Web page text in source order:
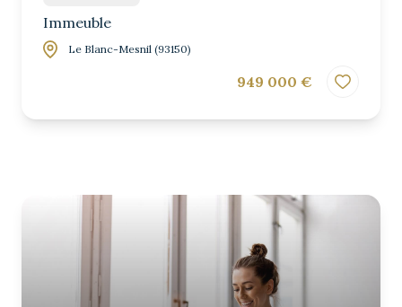
Immeuble
Le Blanc-Mesnil (93150)
949 000 €